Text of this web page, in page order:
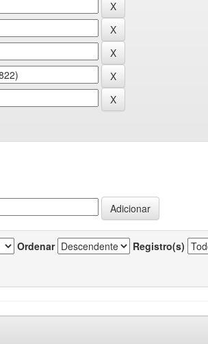
Ordenar Registro(s)